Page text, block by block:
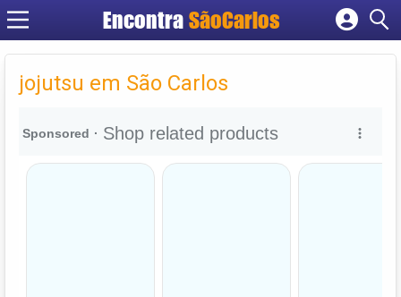
EncontraSãoCarlos
Cadastrar empresa
Criar conta
jojutsu em São Carlos